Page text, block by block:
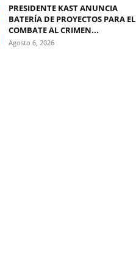
PRESIDENTE KAST ANUNCIA
BATERÍA DE PROYECTOS PARA EL
COMBATE AL CRIMEN...
Agosto 6, 2026